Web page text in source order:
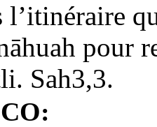
l’itinéraire
pour
Sah3,3.